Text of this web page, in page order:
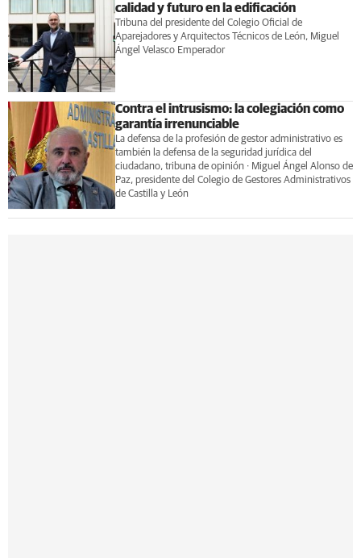
calidad y futuro en la edificación
Tribuna del presidente del Colegio Oficial de
Aparejadores y Arquitectos Técnicos de León, Miguel
Ángel Velasco Emperador
Contra el intrusismo: la colegiación como
garantía irrenunciable
La defensa de la profesión de gestor administrativo es
también la defensa de la seguridad jurídica del
ciudadano, tribuna de opinión · Miguel Ángel Alonso de
Paz, presidente del Colegio de Gestores Administrativos
de Castilla y León